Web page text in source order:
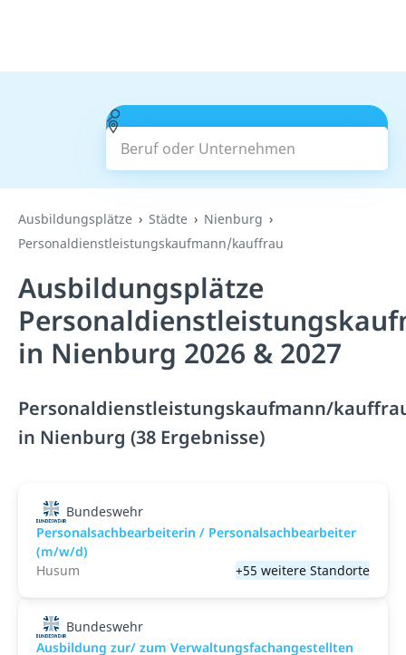
Beruf oder Unternehmen
Suchen
Ausbildungsplätze Städte
Nienburg
Personaldienstleistungskaufmann/kauffrau
Ausbildungsplätze
in Nienburg 2026 & 2027
Personaldienstleistungskaufmann/
in Nienburg (38 Ergebnisse)
Bundeswehr
Personalsachbearbeiterin / Personalsachbearbeiter
(m/w/d)
Husum
+55 weitere Standorte
Bundeswehr
Ausbildung zur/ zum Verwaltungsfachangestellten